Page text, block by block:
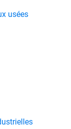
usées